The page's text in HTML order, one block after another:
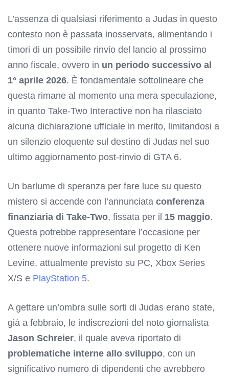
L’assenza di qualsiasi riferimento a Judas in questo
contesto non è passata inosservata, alimentando i
timori di un possibile rinvio del lancio al prossimo
anno fiscale, ovvero in un periodo successivo al
1° aprile 2026. È fondamentale sottolineare che
questa rimane al momento una mera speculazione,
in quanto Take-Two Interactive non ha rilasciato
alcuna dichiarazione ufficiale in merito, limitandosi a
un silenzio eloquente sul destino di Judas nel suo
ultimo aggiornamento post-rinvio di GTA 6.
Un barlume di speranza per fare luce su questo
mistero si accende con l’annunciata conferenza
finanziaria di Take-Two, fissata per il 15 maggio.
Questa potrebbe rappresentare l’occasione per
ottenere nuove informazioni sul progetto di Ken
Levine, attualmente previsto su PC, Xbox Series
X/S e PlayStation 5.
A gettare un’ombra sulle sorti di Judas erano state,
già a febbraio, le indiscrezioni del noto giornalista
Jason Schreier, il quale aveva riportato di
problematiche interne allo sviluppo, con un
significativo numero di dipendenti che avrebbero